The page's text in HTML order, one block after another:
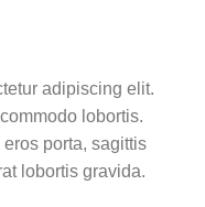
adipiscing elit.
lobortis.
porta, sagittis
lobortis gravida.